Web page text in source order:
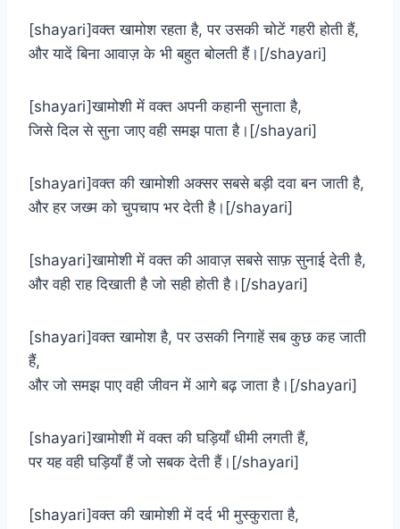
[shayari]वक्त खामोश रहता है, पर उसकी चोटें गहरी होती हैं,
और यादें बिना आवाज़ के भी बहुत बोलती हैं।[/shayari]
[shayari]खामोशी में वक्त अपनी कहानी सुनाता है,
जिसे दिल से सुना जाए वही समझ पाता है।[/shayari]
[shayari]वक्त की खामोशी अक्सर सबसे बड़ी दवा बन जाती है,
और हर जख्म को चुपचाप भर देती है।[/shayari]
[shayari]खामोशी में वक्त की आवाज़ सबसे साफ़ सुनाई देती है,
और वही राह दिखाती है जो सही होती है।[/shayari]
[shayari]वक्त खामोश है, पर उसकी निगाहें सब कुछ कह जाती
हैं,
और जो समझ पाए वही जीवन में आगे बढ़ जाता है।[/shayari]
[shayari]खामोशी में वक्त की घड़ियाँ धीमी लगती हैं,
पर यह वही घड़ियाँ हैं जो सबक देती हैं।[/shayari]
[shayari]वक्त की खामोशी में दर्द भी मुस्कुराता है,